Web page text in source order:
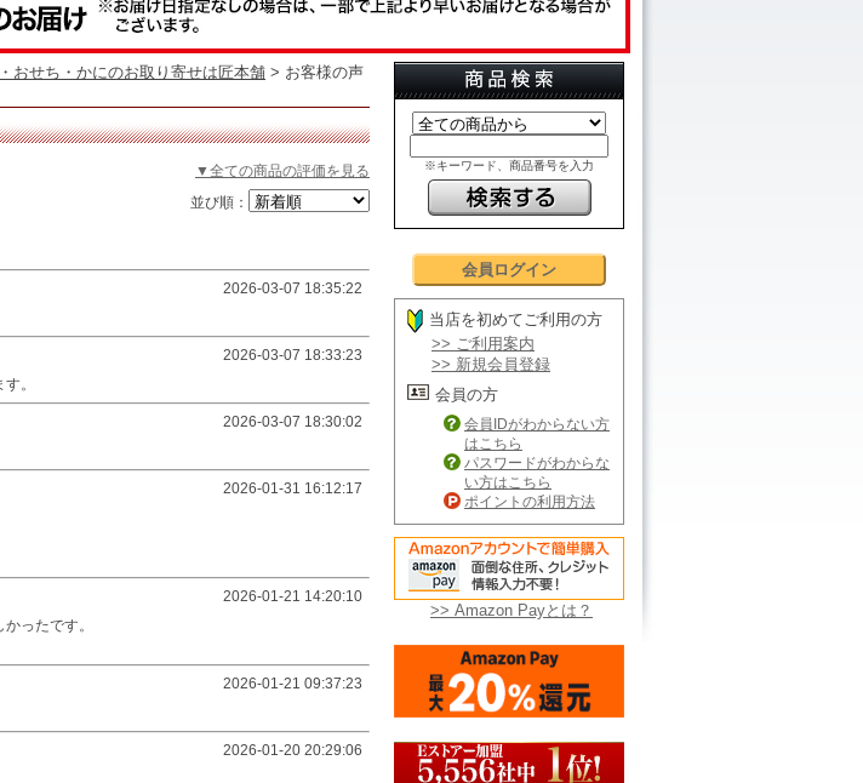
※キーワード、商品番号を入力
会員ログイン
当店を初めてご利用の方
>> ご利用案内
>> 新規会員登録
会員の方
会員IDがわからない方
はこちら
パスワードがわからな
い方はこちら
ポイントの利用方法
>> Amazon Payとは？
おせち・かにのお取り寄せは匠本舗 > お客様の声
▼全ての商品の評価を見る
並び順：
2026-03-07 18:35:22
2026-03-07 18:33:23
。
2026-03-07 18:30:02
2026-01-31 16:12:17
2026-01-21 14:20:10
ったです。
2026-01-21 09:37:23
2026-01-20 20:29:06